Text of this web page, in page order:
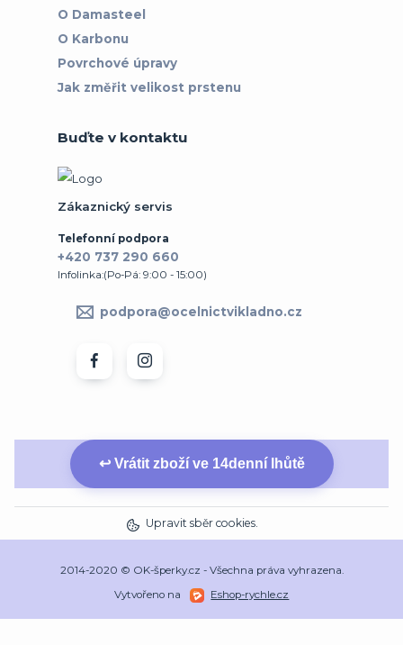
O Damasteel
O Karbonu
Povrchové úpravy
Jak změřit velikost prstenu
Buďte v kontaktu
Zákaznický servis
Telefonní podpora
+420 737 290 660
Infolinka:(Po-Pá: 9:00 - 15:00)
podpora@ocelnictvikladno.cz
↩ Vrátit zboží ve 14denní lhůtě
Upravit sběr cookies.
2014-2020 © OK-šperky.cz - Všechna práva vyhrazena.
Vytvořeno na
Eshop-rychle.cz